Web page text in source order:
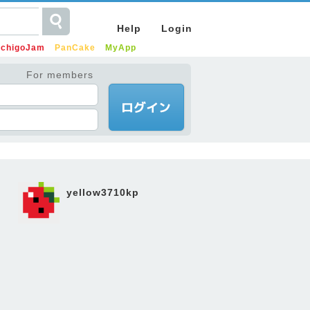
Help Login
IchigoJam PanCake MyApp
For members
yellow3710kp